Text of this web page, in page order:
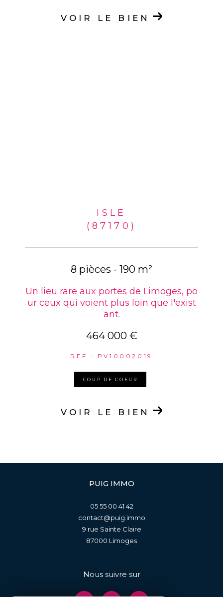
VOIR LE BIEN
ISLE
(87170)
8 pièces - 190 m²
Un lieu rare aux portes de Limoges, po
ur ceux qui voient plus loin que l'exist
ant.
464 000 €
REF : PV10002019
COUP DE COEUR
VOIR LE BIEN
PUIG IMMO
05 55 00 41 42
contact@puig.immo
9 rue Sainte Claire
87000
limoges
Nous suivre sur